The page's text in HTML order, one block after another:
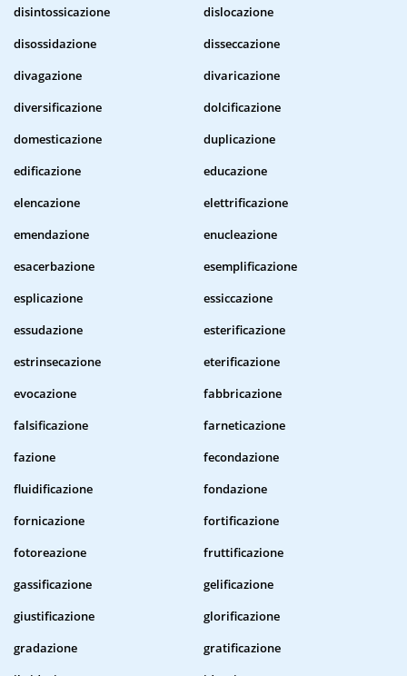
disintossicazione
dislocazione
disossidazione
disseccazione
divagazione
divaricazione
diversificazione
dolcificazione
domesticazione
duplicazione
edificazione
educazione
elencazione
elettrificazione
emendazione
enucleazione
esacerbazione
esemplificazione
esplicazione
essiccazione
essudazione
esterificazione
estrinsecazione
eterificazione
evocazione
fabbricazione
falsificazione
farneticazione
fazione
fecondazione
fluidificazione
fondazione
fornicazione
fortificazione
fotoreazione
fruttificazione
gassificazione
gelificazione
giustificazione
glorificazione
gradazione
gratificazione